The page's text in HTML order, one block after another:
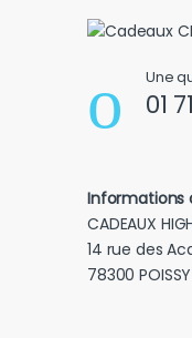
Une
01
Informations
CADEAUX
14 rue des
78300 POISSY